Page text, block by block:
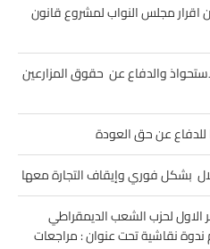
اقرار مجلس النواب لمشروع قانون
والدفاع عن حقوق المزارعين
للدفاع عن حق العودة
بشكل فوري وإيقاف التجارة معها
المؤتمر الاول لحزب الشعب الديمقراطي
نقاشية تحت عنوان : مراجعات